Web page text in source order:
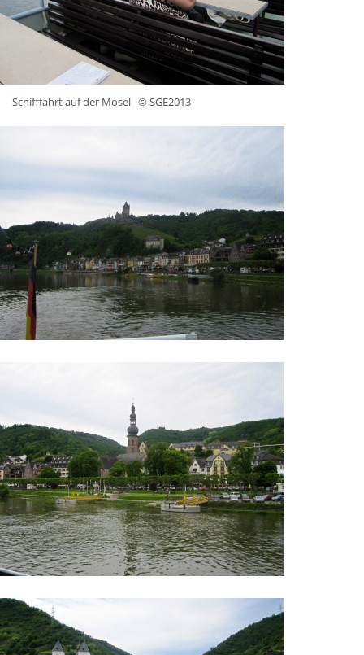
Schifffahrt auf der Mosel © SGE2013